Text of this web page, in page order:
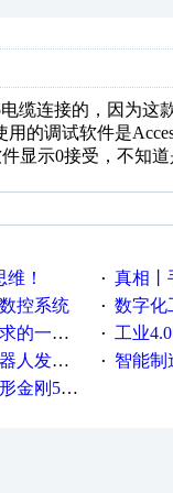
缆连接的，因为这
的调试软件是
显示0接受，不知
！ · 真相丨手
控系统 · 数字化工
些因素 · 工业
展迅猛 · 智能制造
》观影券